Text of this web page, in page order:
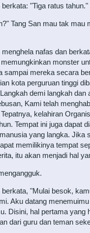
"Tiga ratus tahun."
Tang San mau tak mau
nafas dan
monster
sampai mereka secara
kota perguruan tinggi
demi langkah dan
Kami telah
kelahiran
Tempat ini juga dapat
yang langka. Jika
memilikinya tempat
itu akan menjadi hal
berkata, "Mulai besok,
Aku datang
Disini, hal pertama yang
dari guru dan teman